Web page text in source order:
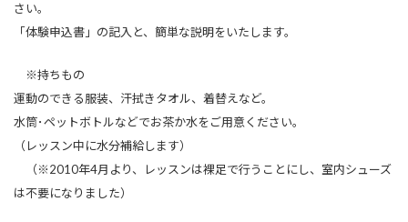
さい。
「体験申込書」の記入と、簡単な説明をいたします。
※持ちもの
運動のできる服装、汗拭きタオル、着替えなど。
水筒･ペットボトルなどでお茶か水をご用意ください。
（レッスン中に水分補給します）
（※2010年4月より、レッスンは裸足で行うことにし、室内シューズ
は不要になりました）